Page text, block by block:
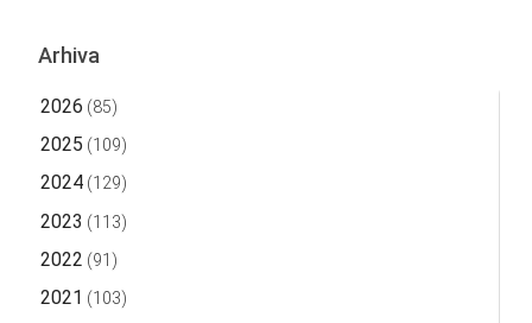
Arhiva
2026 (85)
2025 (109)
2024(129)
2023 (113)
2022 (91)
2021 (103)